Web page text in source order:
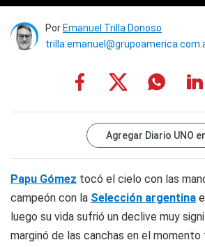
Por Emanuel Trilla Donoso
Agregar Diario UNO
Papu Gómez tocó el cielo con las
campeón con la Selección argentina
luego su vida sufrió un declive muy
marginó de las canchas en el